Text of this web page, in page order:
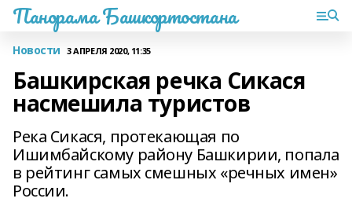
Панорама Башкортостана
Новости 3 АПРЕЛЯ 2020, 11:35
Башкирская речка Сикася
насмешила туристов
Река Сикася, протекающая по
Ишимбайскому району Башкирии, попала
в рейтинг самых смешных «речных имен»
России.